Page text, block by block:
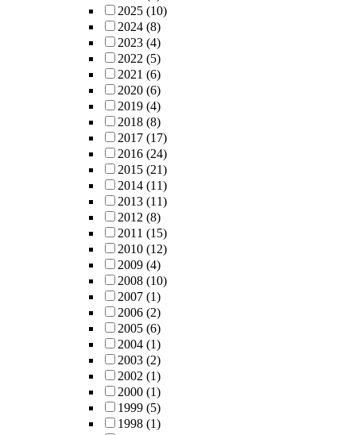
2025 (10)
2024 (8)
2023 (4)
2022 (5)
2021 (6)
2020 (6)
2019 (4)
2018 (8)
2017 (17)
2016 (24)
2015 (21)
2014 (11)
2013 (11)
2012 (8)
2011 (15)
2010 (12)
2009 (4)
2008 (10)
2007 (1)
2006 (2)
2005 (6)
2004 (1)
2003 (2)
2002 (1)
2000 (1)
1999 (5)
1998 (1)